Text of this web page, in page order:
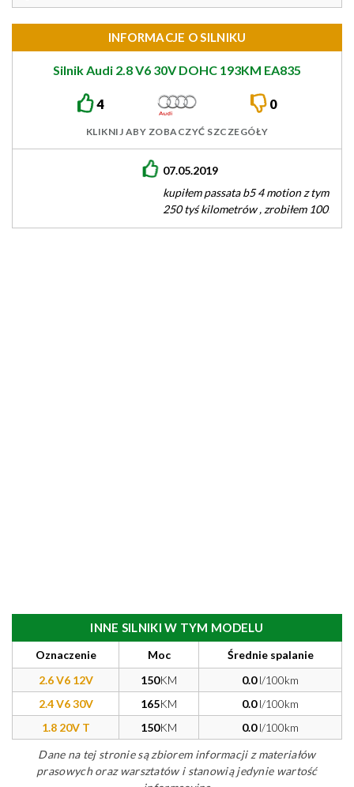
INFORMACJE O SILNIKU
Silnik Audi 2.8 V6 30V DOHC 193KM EA835
4 0
KLIKNIJ ABY ZOBACZYĆ SZCZEGÓŁY
kupiłem passata b5 4 motion z tym silnikiem przy przebiegu
250 tyś kilometrów , zrobiłem 100tyś i wymieniałem uszczelki
pokryw…
INNE SILNIKI W TYM MODELU
Oznaczenie Moc
Średnie spalanie
2.6 V6 12V
150KM 0.0l/100km
2.4 V6 30V
165KM 0.0l/100km
1.8 20V T
150KM 0.0l/100km
Dane na tej stronie są zbiorem informacji z materiałów
prasowych oraz warsztatów i stanowią jedynie wartość